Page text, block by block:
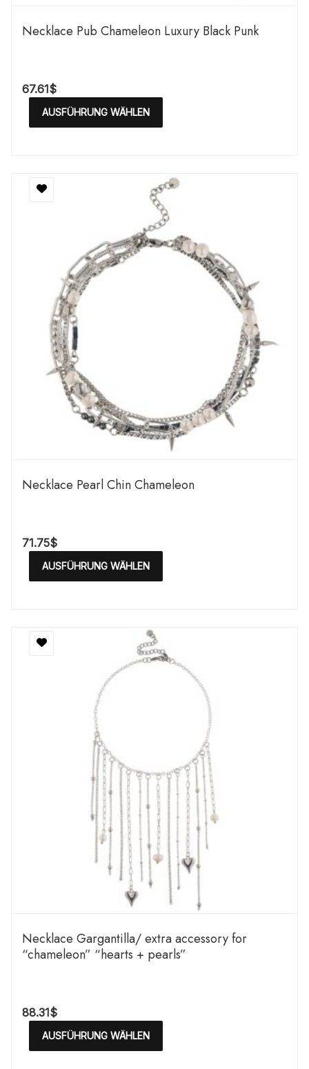
Necklace Pub Chameleon Luxury Black Punk
67.61$
AUSFÜHRUNG WÄHLEN
Necklace Pearl Chin Chameleon
71.75$
AUSFÜHRUNG WÄHLEN
Necklace Gargantilla/ extra accessory for
“chameleon” “hearts + pearls”
88.31$
AUSFÜHRUNG WÄHLEN